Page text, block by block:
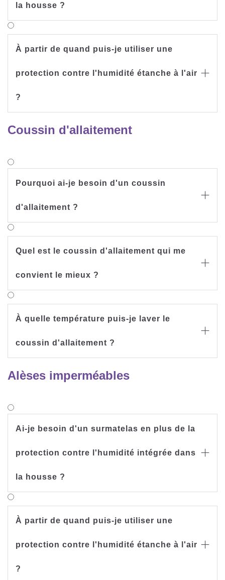
la housse ?
À partir de quand puis-je utiliser une
protection contre l'humidité étanche à l'air
?

Coussin d'allaitement
Pourquoi ai-je besoin d'un coussin
d'allaitement ?

Quel est le coussin d'allaitement qui me
convient le mieux ?

À quelle température puis-je laver le
coussin d'allaitement ?

Alèses imperméables
Ai-je besoin d'un surmatelas en plus de la
protection contre l'humidité intégrée dans
la housse ?

À partir de quand puis-je utiliser une
protection contre l'humidité étanche à l'air
?
